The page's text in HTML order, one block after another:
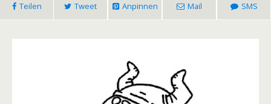
Teilen Tweet Anpinnen Mail SMS